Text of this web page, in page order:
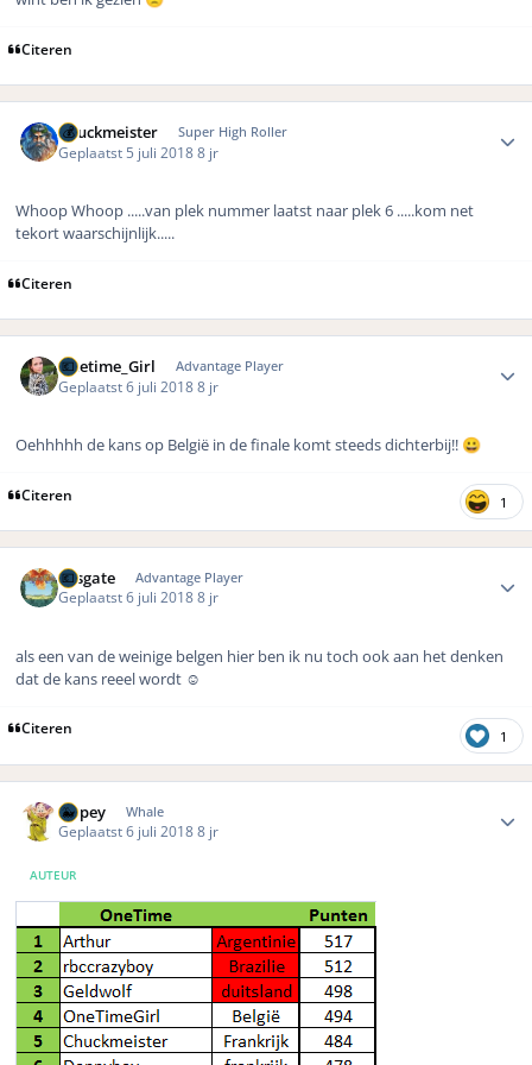
Citeren
Chuckmeister Super High Roller
Geplaatst 5 juli 20188 jr
Whoop Whoop .....van plek nummer laatst naar plek 6 .....kom net
tekort waarschijnlijk.....
Citeren
Onetime_Girl Advantage Player
Geplaatst6 juli 20188 jr
Oehhhhh de kans op België in de finale komt steeds dichterbij!! 😀
Citeren 1
Fosgate Advantage Player
Geplaatst6 juli 20188 jr
als een van de weinige belgen hier ben ik nu toch ook aan het denken
dat de kans reeel wordt ☺️
Citeren 1
Dopey Whale
Geplaatst6 juli 20188 jr
AUTEUR